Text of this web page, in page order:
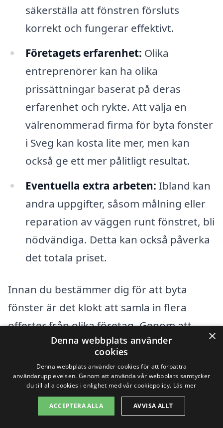
säkerställa att fönstren försluts
korrekt och fungerar effektivt.
Företagets erfarenhet: Olika
entreprenörer kan ha olika
prissättningar baserat på deras
erfarenhet och rykte. Att välja en
välrenommerad firma för byta fönster
i Sveg kan kosta lite mer, men kan
också ge ett mer pålitligt resultat.
Eventuella extra arbeten: Ibland kan
andra uppgifter, såsom målning eller
reparation av väggen runt fönstret, bli
nödvändiga. Detta kan också påverka
det totala priset.
Innan du bestämmer dig för att byta
fönster är det klokt att samla in flera
offerter från olika företag. Genom att
använda vår plattform,xn--byta-fnster-
pris-rwb.se
, kan du enkelt jämföra priser
och tjänster från olika fackmän i ditt
område. Att få olika perspektiv ger dig en
bättre uppfattning om vad som är ett
×
Denna webbplats använder
cookies
Denna webbplats använder cookies för att förbättra
användarupplevelsen. Genom att använda vår webbplats samtycker
du till alla cookies i enlighet med vår cookiepolicy. Läs mer
ACCEPTERA ALLA AVVISA ALLT